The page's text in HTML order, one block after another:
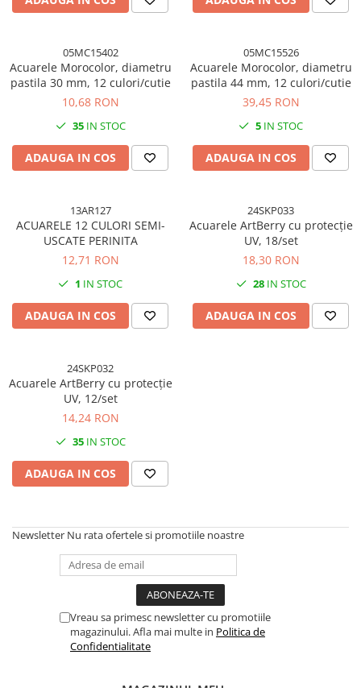
05MC15402
Acuarele Morocolor, diametru
pastila 30 mm, 12 culori/cutie
10,68 RON
35IN STOC
ADAUGA IN COS
05MC15526
Acuarele Morocolor, diametru
pastila 44 mm, 12 culori/cutie
39,45 RON
5 IN STOC
ADAUGA IN COS
13AR127
ACUARELE 12 CULORI SEMI-
USCATE PERINITA
12,71 RON
1 IN STOC
ADAUGA IN COS
24SKP033
Acuarele ArtBerry cu protecție
UV, 18/set
18,30 RON
28IN STOC
ADAUGA IN COS
24SKP032
Acuarele ArtBerry cu protecție
UV, 12/set
14,24 RON
35IN STOC
ADAUGA IN COS
Newsletter Nu rata ofertele si promotiile noastre
Vreau sa primesc newsletter cu promotiile
magazinului. Afla mai multe in Politica de
Confidentialitate